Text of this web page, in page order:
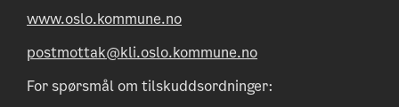
www.oslo.kommune.no
postmottak@kli.oslo.kommune.no
For spørsmål om tilskuddsordninger: